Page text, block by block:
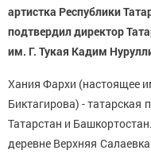
артистка Республики
подтвердил директор
им. Г. Тукая Кадим
Хания Фархи (настоящее
Биктагирова) - татарская
Татарстан и
деревне Верхняя